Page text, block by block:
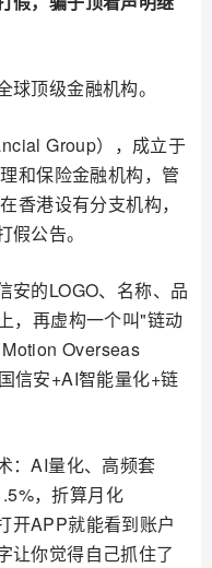
顶级金融机构。
Group），成立于
和保险金融机构，管
香港设有分支机构，
公告。
安的LOGO、名称、品
，再虚构一个叫"链动
Overseas
信安+AI智能量化+链
：AI量化、高频套
，折算月化
开APP就能看到账户
让你觉得自己抓住了